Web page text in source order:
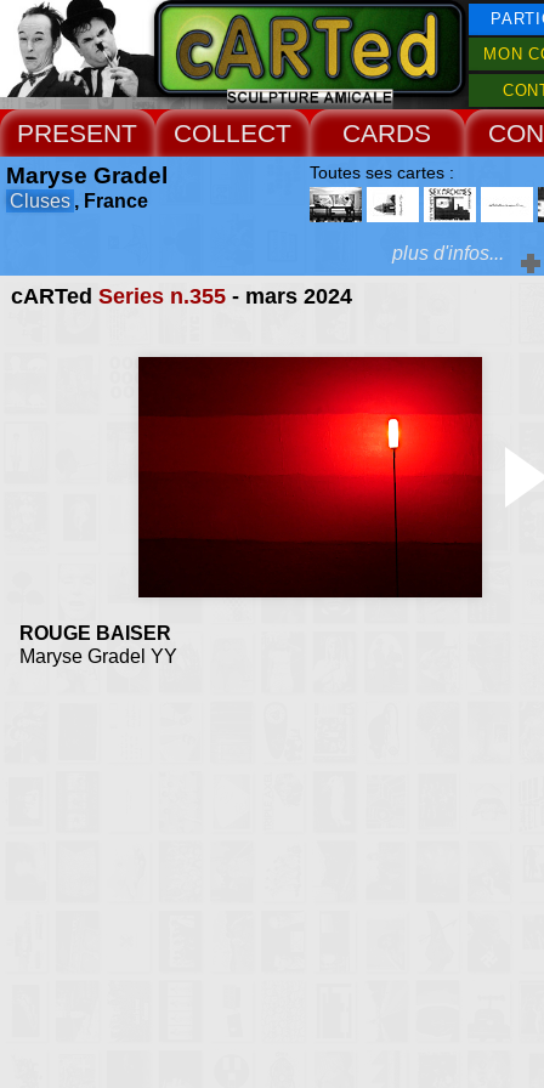
MON
PRESENT COLLECT CARDS
cARTed Series n.355- mars 2024
ROUGE BAISER
Maryse Gradel YY
Maryse Gradel
Cluses , France
Toutes ses cartes :
Extras :
plus d'infos...